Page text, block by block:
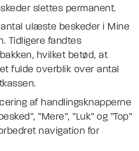
slettes permanent.
antal ulæste beskeder i Mine
Tidligere fandtes
hvilket betød, at
fulde overblik over antal
af handlingsknapperne
”Mere”, ”Luk” og ”Top”
navigation for